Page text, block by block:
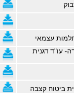
עצמאי
עו"ד דגנית
ביטוח קצבה